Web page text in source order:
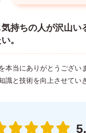
持ちの人が沢山い
。
本当にありがとうござい
識と技術を向上させてい